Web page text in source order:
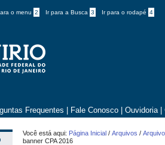
o menu 2 Ir para a Busca 3 Ir para o rodapé 4
Frequentes Fale Conosco Ouvidoria
Você está aqui: Página Inicial /Arquivos /
banner CPA 2016